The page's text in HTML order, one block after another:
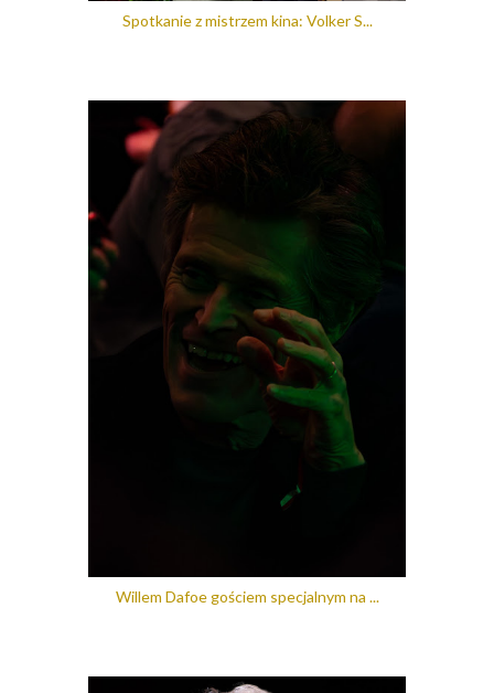
Spotkanie z mistrzem kina: Volker S...
Willem Dafoe gościem specjalnym na ...